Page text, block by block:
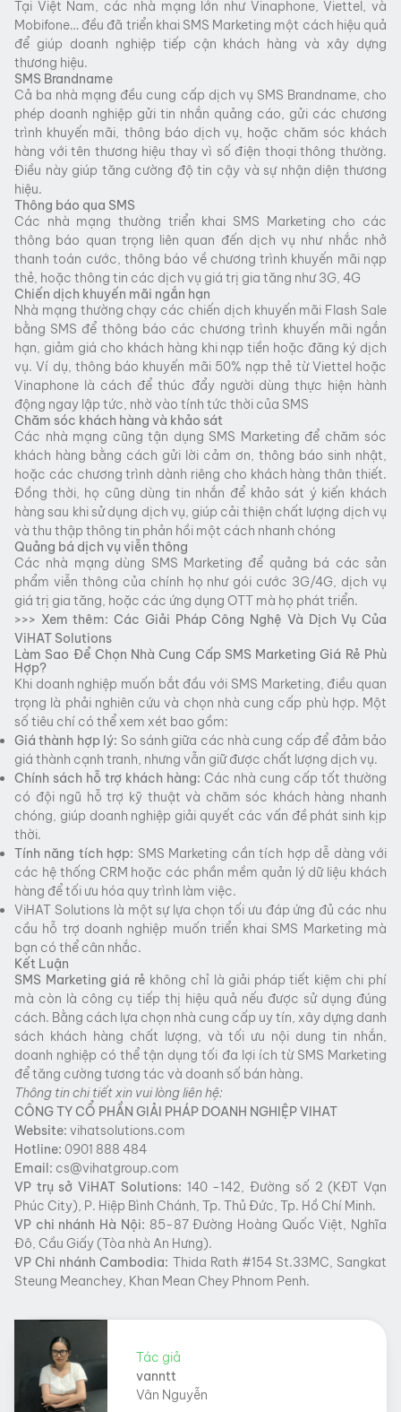
Tại Việt Nam, các nhà mạng lớn như Vinaphone, Viettel, và
Mobifone… đều đã triển khai SMS Marketing một cách hiệu quả
để giúp doanh nghiệp tiếp cận khách hàng và xây dựng
thương hiệu.
SMS Brandname
Cả ba nhà mạng đều cung cấp dịch vụ SMS Brandname, cho
phép doanh nghiệp gửi tin nhắn quảng cáo, gửi các chương
trình khuyến mãi, thông báo dịch vụ, hoặc chăm sóc khách
hàng với tên thương hiệu thay vì số điện thoại thông thường.
Điều này giúp tăng cường độ tin cậy và sự nhận diện thương
hiệu.
Thông báo qua SMS
Các nhà mạng thường triển khai SMS Marketing cho các
thông báo quan trọng liên quan đến dịch vụ như nhắc nhở
thanh toán cước, thông báo về chương trình khuyến mãi nạp
thẻ, hoặc thông tin các dịch vụ giá trị gia tăng như 3G, 4G​
Chiến dịch khuyến mãi ngắn hạn
Nhà mạng thường chạy các chiến dịch khuyến mãi Flash Sale
bằng SMS để thông báo các chương trình khuyến mãi ngắn
hạn, giảm giá cho khách hàng khi nạp tiền hoặc đăng ký dịch
vụ. Ví dụ, thông báo khuyến mãi 50% nạp thẻ từ Viettel hoặc
Vinaphone là cách để thúc đẩy người dùng thực hiện hành
động ngay lập tức, nhờ vào tính tức thời của SMS​
Chăm sóc khách hàng và khảo sát
Các nhà mạng cũng tận dụng SMS Marketing để chăm sóc
khách hàng bằng cách gửi lời cảm ơn, thông báo sinh nhật,
hoặc các chương trình dành riêng cho khách hàng thân thiết.
Đồng thời, họ cũng dùng tin nhắn để khảo sát ý kiến khách
hàng sau khi sử dụng dịch vụ, giúp cải thiện chất lượng dịch vụ
và thu thập thông tin phản hồi một cách nhanh chóng​
Quảng bá dịch vụ viễn thông
Các nhà mạng dùng SMS Marketing để quảng bá các sản
phẩm viễn thông của chính họ như gói cước 3G/4G, dịch vụ
giá trị gia tăng, hoặc các ứng dụng OTT mà họ phát triển.
>>> Xem thêm:Các Giải Pháp Công Nghệ Và Dịch Vụ Của
ViHAT Solutions
Làm Sao Để Chọn Nhà Cung Cấp SMS Marketing Giá Rẻ Phù
Hợp?
Khi doanh nghiệp muốn bắt đầu với SMS Marketing, điều quan
trọng là phải nghiên cứu và chọn nhà cung cấp phù hợp. Một
số tiêu chí có thể xem xét bao gồm:
Giá thành hợp lý: So sánh giữa các nhà cung cấp để đảm bảo
giá thành cạnh tranh, nhưng vẫn giữ được chất lượng dịch vụ.
Chính sách hỗ trợ khách hàng: Các nhà cung cấp tốt thường
có đội ngũ hỗ trợ kỹ thuật và chăm sóc khách hàng nhanh
chóng, giúp doanh nghiệp giải quyết các vấn đề phát sinh kịp
thời.
Tính năng tích hợp: SMS Marketing cần tích hợp dễ dàng với
các hệ thống CRM hoặc các phần mềm quản lý dữ liệu khách
hàng để tối ưu hóa quy trình làm việc.
ViHAT Solutions là một sự lựa chọn tối ưu đáp ứng đủ các nhu
cầu hỗ trợ doanh nghiệp muốn triển khai SMS Marketing mà
bạn có thể cân nhắc.
Kết Luận
SMS Marketing giá rẻ không chỉ là giải pháp tiết kiệm chi phí
mà còn là công cụ tiếp thị hiệu quả nếu được sử dụng đúng
cách. Bằng cách lựa chọn nhà cung cấp uy tín, xây dựng danh
sách khách hàng chất lượng, và tối ưu nội dung tin nhắn,
doanh nghiệp có thể tận dụng tối đa lợi ích từ SMS Marketing
để tăng cường tương tác và doanh số bán hàng.
Thông tin chi tiết xin vui lòng liên hệ:
CÔNG TY CỔ PHẦN GIẢI PHÁP DOANH NGHIỆP VIHAT
Website: vihatsolutions.com
Hotline: 0901 888 484
Email: cs@vihatgroup.com
VP trụ sởViHAT Solutions: 140 -142, Đường số 2 (KĐT Vạn
Phúc City), P. Hiệp Bình Chánh, Tp. Thủ Đức, Tp. Hồ Chí Minh.
VP chi nhánh Hà Nội: 85-87 Đường Hoàng Quốc Việt, Nghĩa
Đô, Cầu Giấy (Tòa nhà An Hưng).
VP Chi nhánh Cambodia: Thida Rath #154 St.33MC, Sangkat
Steung Meanchey, Khan Mean Chey Phnom Penh.
Tác giả
vanntt
Vân Nguyễn